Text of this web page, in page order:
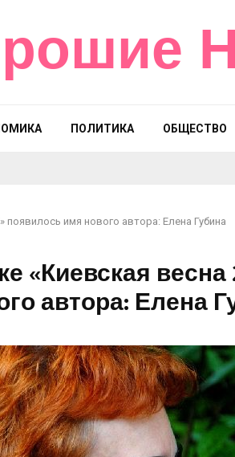
ПОЛИТИКА ОБЩЕСТВО
имя нового автора: Елена Губина
«Киевская весна
автора: Елена